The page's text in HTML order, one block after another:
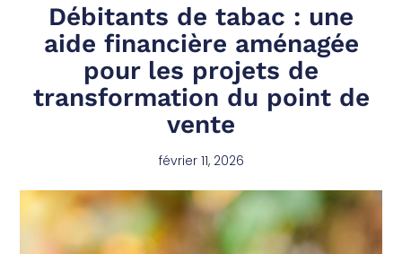
Débitants de tabac : une
aide financière aménagée
pour les projets de
transformation du point de
vente
février 11, 2026